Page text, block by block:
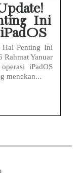
Ini
Hal Penting Ini
Rahmat Yanuar
iPadOS
menekan...